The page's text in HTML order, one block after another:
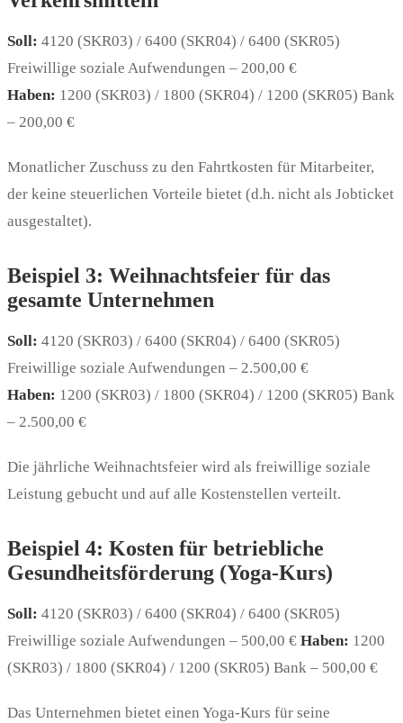
Soll: 4120 (SKR03) / 6400 (SKR04) / 6400 (SKR05)
Freiwillige soziale Aufwendungen – 200,00 €
Haben: 1200 (SKR03) / 1800 (SKR04) / 1200 (SKR05) Bank
– 200,00 €
Monatlicher Zuschuss zu den Fahrtkosten für Mitarbeiter,
der keine steuerlichen Vorteile bietet (d.h. nicht als Jobticket
ausgestaltet).
Beispiel 3: Weihnachtsfeier für das
gesamte Unternehmen
Soll: 4120 (SKR03) / 6400 (SKR04) / 6400 (SKR05)
Freiwillige soziale Aufwendungen – 2.500,00 €
Haben: 1200 (SKR03) / 1800 (SKR04) / 1200 (SKR05) Bank
– 2.500,00 €
Die jährliche Weihnachtsfeier wird als freiwillige soziale
Leistung gebucht und auf alle Kostenstellen verteilt.
Beispiel 4: Kosten für betriebliche
Gesundheitsförderung (Yoga-Kurs)
Soll: 4120 (SKR03) / 6400 (SKR04) / 6400 (SKR05)
Freiwillige soziale Aufwendungen – 500,00 € Haben: 1200
(SKR03) / 1800 (SKR04) / 1200 (SKR05) Bank – 500,00 €
Das Unternehmen bietet einen Yoga-Kurs für seine